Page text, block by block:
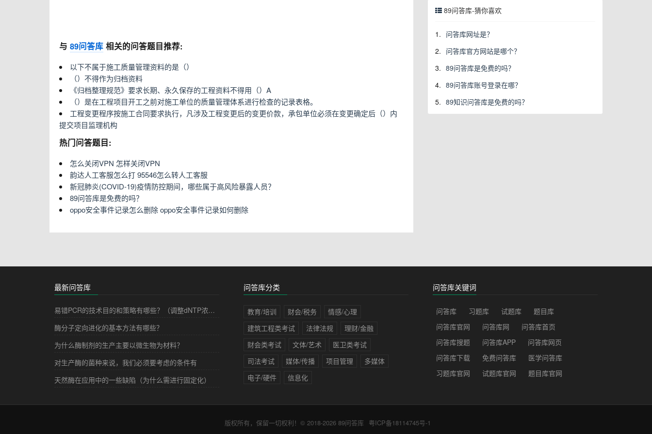
与 89问答库 相关的问答题目推荐:
以下不属于施工质量管理资料的是（）
（）不得作为归档资料
《归档整理规范》要求长期、永久保存的工程资料不得用（）A
（）是在工程项目开工之前对施工单位的质量管理体系进行检查的记录表格。
工程变更程序按施工合同要求执行，凡涉及工程变更后的变更价款，承包单位必须在变更确定后（）内
提交项目监理机构
热门问答题目:
怎么关闭VPN 怎样关闭VPN
韵达人工客服怎么打 95546怎么转人工客服
新冠肺炎(COVID-19)疫情防控期间，哪些属于高风险暴露人员？
89问答库是免费的吗？
oppo安全事件记录怎么删除 oppo安全事件记录如何删除
89问答库-猜你喜欢
1. 问答库网址是？
2. 问答库官方网站是哪个？
3. 89问答库是免费的吗？
4. 89问答库账号登录在哪？
5. 89知识问答库是免费的吗？
最新问答库
易错PCR的技术目的和策略有哪些？（调整dNTP浓度、增加Mg2+浓度、添加Mn2+等）
酶分子定向进化的基本方法有哪些？
为什么酶制剂的生产主要以微生物为材料？
对生产酶的菌种来说，我们必须要考虑的条件有
天然酶在应用中的一些缺陷（为什么需进行固定化）
问答库分类
教育/培训 财会/税务
情感/心理
建筑工程类考试
法律法规
理财/金融
财会类考试
文体/艺术
医卫类考试
司法考试
媒体/传播 项目管理
多媒体
电子/硬件
信息化
问答库关键词
问答库 习题库 试题库
题目库
问答库官网
问答库网
问答库首页
问答库搜题
问答库APP
问答库网页
问答库下载
免费问答库
医学问答库
习题库官网
试题库官网 题目库官网
版权所有，保留一切权利！© 2018-2026 89问答库 粤ICP备18114745号-1